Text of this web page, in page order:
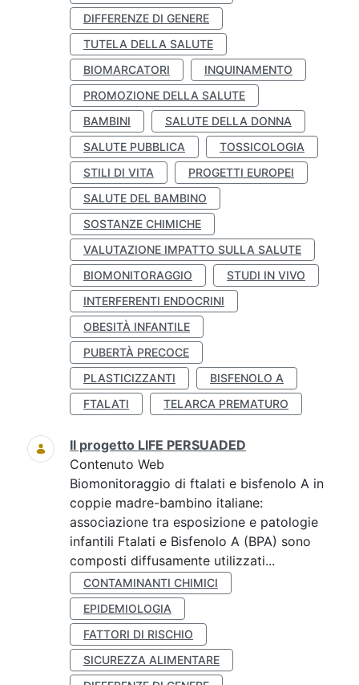
DIFFERENZE DI GENERE
TUTELA DELLA SALUTE
BIOMARCATORI
INQUINAMENTO
PROMOZIONE DELLA SALUTE
BAMBINI
SALUTE DELLA DONNA
SALUTE PUBBLICA
TOSSICOLOGIA
STILI DI VITA
PROGETTI EUROPEI
SALUTE DEL BAMBINO
SOSTANZE CHIMICHE
VALUTAZIONE IMPATTO SULLA SALUTE
BIOMONITORAGGIO
STUDI IN VIVO
INTERFERENTI ENDOCRINI
OBESITÀ INFANTILE
PUBERTÀ PRECOCE
PLASTICIZZANTI
BISFENOLO A
FTALATI
TELARCA PREMATURO
Il progetto LIFE PERSUADED
Contenuto Web
Biomonitoraggio di ftalati e bisfenolo A in
coppie madre-bambino italiane:
associazione tra esposizione e patologie
infantili Ftalati e Bisfenolo A (BPA) sono
composti diffusamente utilizzati...
CONTAMINANTI CHIMICI
EPIDEMIOLOGIA
FATTORI DI RISCHIO
SICUREZZA ALIMENTARE